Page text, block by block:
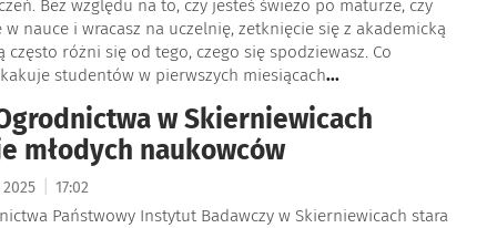
Bez względu na to, czy jesteś świeżo po maturze, czy
nauce i wracasz na uczelnię, zetknięcie się z akademicką
często różni się od tego, czego się spodziewasz. Co
studentów w pierwszych miesiącach...
w Skierniewicach
młodych naukowców
17:02
Państwowy Instytut Badawczy w Skierniewicach stara